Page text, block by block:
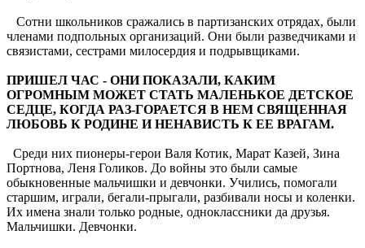
Сотни школьников сражались в партизанских отрядах, были
членами подпольных организаций. Они были разведчиками и
связистами, сестрами милосердия и подрывщиками.
ПРИШЕЛ ЧАС - ОНИ ПОКАЗАЛИ, КАКИМ
ОГРОМНЫМ МОЖЕТ СТАТЬ МАЛЕНЬКОЕ ДЕТСКОЕ
СЕДЦЕ, КОГДА РАЗ-ГОРАЕТСЯ В НЕМ СВЯЩЕННАЯ
ЛЮБОВЬ К РОДИНЕ И НЕНАВИСТЬ К ЕЕ ВРАГАМ.
Среди них пионеры-герои Валя Котик, Марат Казей, Зина
Портнова, Леня Голиков. До войны это были самые
обыкновенные мальчишки и девчонки. Учились, помогали
старшим, играли, бегали-прыгали, разбивали носы и коленки.
Их имена знали только родные, одноклассники да друзья.
Мальчишки. Девчонки.